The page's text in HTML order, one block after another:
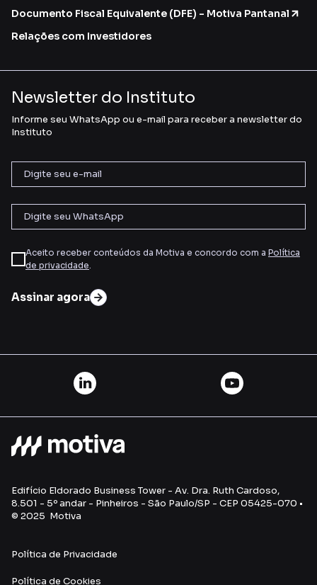
Documento Fiscal Equivalente (DFE) - Motiva Pantanal
Relações com Investidores
Newsletter do Instituto
Informe seu WhatsApp ou e-mail para receber a newsletter do
Instituto
Aceito receber conteúdos da Motiva e concordo com a Política
de privacidade.
Assinar agora
Edifício Eldorado Business Tower - Av. Dra. Ruth Cardoso,
8.501 - 5º andar - Pinheiros - São Paulo/SP - CEP 05425-070 •
© 2025 Motiva
Política de Privacidade
Política de Cookies